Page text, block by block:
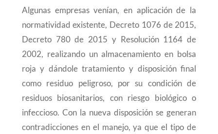
Algunas empresas venían, en aplicación de la
normatividad existente, Decreto 1076 de 2015,
Decreto 780 de 2015 y Resolución 1164 de
2002, realizando un almacenamiento en bolsa
roja y dándole tratamiento y disposición final
como residuo peligroso, por su condición de
residuos biosanitarios, con riesgo biológico o
infeccioso. Con la nueva disposición se generan
contradicciones en el manejo, ya que el tipo de